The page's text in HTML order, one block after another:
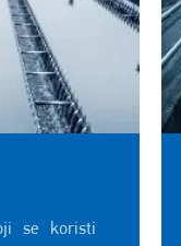
se koristi